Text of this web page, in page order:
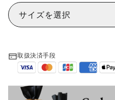
サイズを選択
取扱決済手段